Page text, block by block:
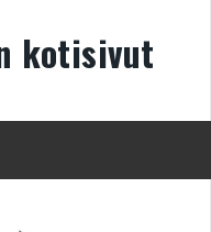
kotisivut